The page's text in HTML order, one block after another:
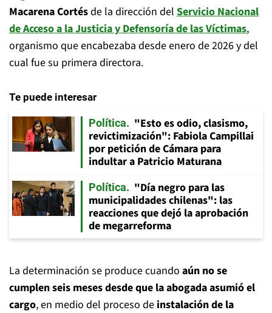
Macarena Cortésde la dirección del Servicio Nacional
de Acceso a la Justicia y Defensoría de las Víctimas,
organismo que encabezaba desde enero de 2026 y del
cual fue su primera directora.
Te puede interesar
Política
"Esto es odio, clasismo,
revictimización": Fabiola Campillai
por petición de Cámara para
indultar a Patricio Maturana
Política
"Día negro para las
municipalidades chilenas": las
reacciones que dejó la aprobación
de megarreforma
La determinación se produce cuando aún no se
cumplen seis meses desde que la abogada asumió el
cargo, en medio del proceso de instalación de la